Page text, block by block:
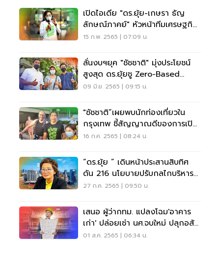
เปิดไอเดีย "ดร.ยุ้ย-เกษรา ธัญ
ลักษณ์ภาคย์" หัวหน้าทีมเศรษฐกิจ
"ชัชชาติ"
15 ก.พ. 2565 | 07:09 น.
ลั่นงบฯยุค "ชัชชาติ" มุ่งประโยชน์
สูงสุด ดร.ยุ้ยชู Zero-Based
Budgeting
09 มิ.ย. 2565 | 09:15 น.
"ชัชชาติ”เผยพบนักท่องเที่ยวใน
กรุงเทพ ชี้สัญญาณดีของการเปิด
เมือง
16 ก.ค. 2565 | 08:24 น.
“ดร.ยุ้ย ” เดินหน้าประสานสิบทิศ
ดัน 216 นโยบายปรับกลไกบริหาร
กทม.
27 ก.ค. 2565 | 09:50 น.
เสนอ ผู้ว่ากทม. แปลงโฉม'อาคาร
เก่า' ปล่อยเช่า นศ.จบใหม่ ปลุกอสัง
หาฯ
01 ส.ค. 2565 | 06:34 น.